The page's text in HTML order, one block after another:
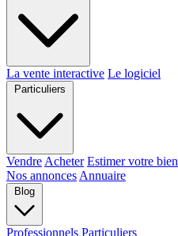
La vente interactive Le logiciel
Particuliers
Vendre Acheter Estimer votre bien
Nos annonces Annuaire
Blog
Professionnels Particuliers